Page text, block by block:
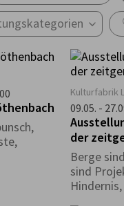
Kulturfabrik
09.05. -
der
Berge
sind